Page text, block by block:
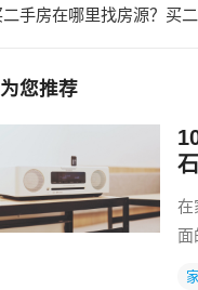
为您推荐
在
面